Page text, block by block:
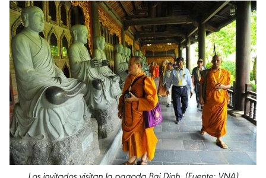
Los invitados visitan la pagoda Bai Dinh. (Fuente: VNA)